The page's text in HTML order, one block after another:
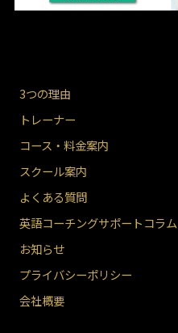
3つの理由
トレーナー
コース・料金案内
スクール案内
よくある質問
英語コーチングサポートコラム
お知らせ
プライバシーポリシー
会社概要